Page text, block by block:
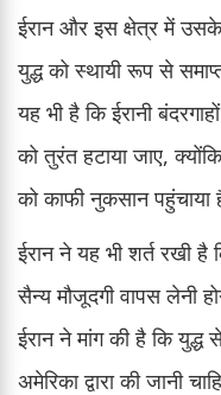
ईरान और इस क्षेत्र में
युद्ध को स्थायी रूप से
यह भी है कि ईरानी
को तुरंत हटाया जाए,
को काफी नुकसान पहुंचाया
ईरान ने यह भी शर्त रखी है
सैन्य मौजूदगी वापस लेनी
ईरान ने मांग की है कि युद्ध
अमेरिका द्वारा की जानी